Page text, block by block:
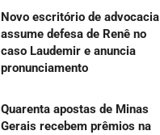
Novo escritório de advocacia
assume defesa de Renê no
caso Laudemir e anuncia
pronunciamento
Quarenta apostas de Minas
Gerais recebem prêmios na